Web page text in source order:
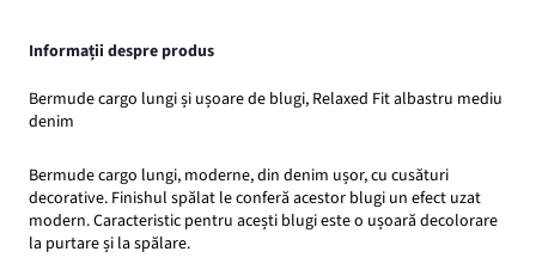
Informații despre produs
Bermude cargo lungi și ușoare de blugi, Relaxed Fit albastru mediu
denim
Bermude cargo lungi, moderne, din denim ușor, cu cusături
decorative. Finishul spălat le conferă acestor blugi un efect uzat
modern. Caracteristic pentru acești blugi este o ușoară decolorare
la purtare și la spălare.